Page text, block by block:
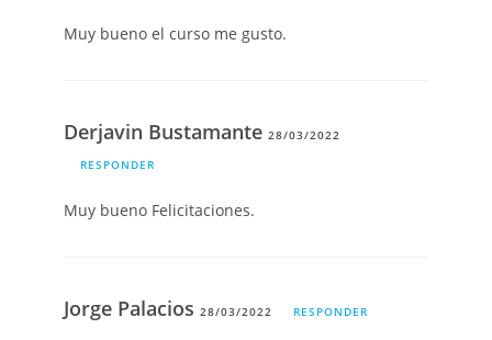
Muy bueno el curso me gusto.
Derjavin Bustamante28/03/2022
RESPONDER
Muy bueno Felicitaciones.
Jorge Palacios28/03/2022 RESPONDER